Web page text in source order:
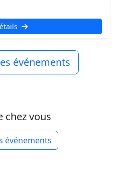
événements
chez vous
événements